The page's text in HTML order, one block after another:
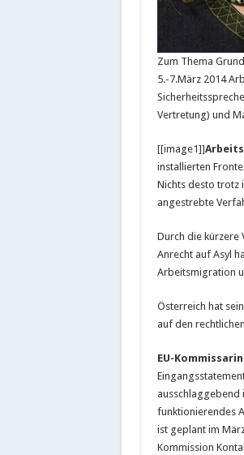
Zum Thema
5.-7.März 2014
Vertretung) und
[[image1]]
installierten
Nichts desto trotz
angestrebte
Durch die kürzere
Anrecht auf Asyl
Arbeitsmigration
Österreich hat
auf den
EU-
ausschlaggebend
funktionierendes
ist geplant im
Kommission